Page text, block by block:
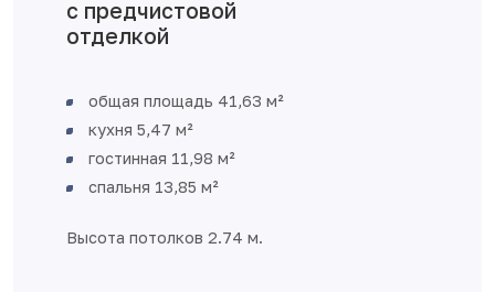
с предчистовой
отделкой
общая площадь 41,63 м²
кухня 5,47 м²
гостинная 11,98 м²
спальня 13,85 м²
Высота потолков 2.74 м.